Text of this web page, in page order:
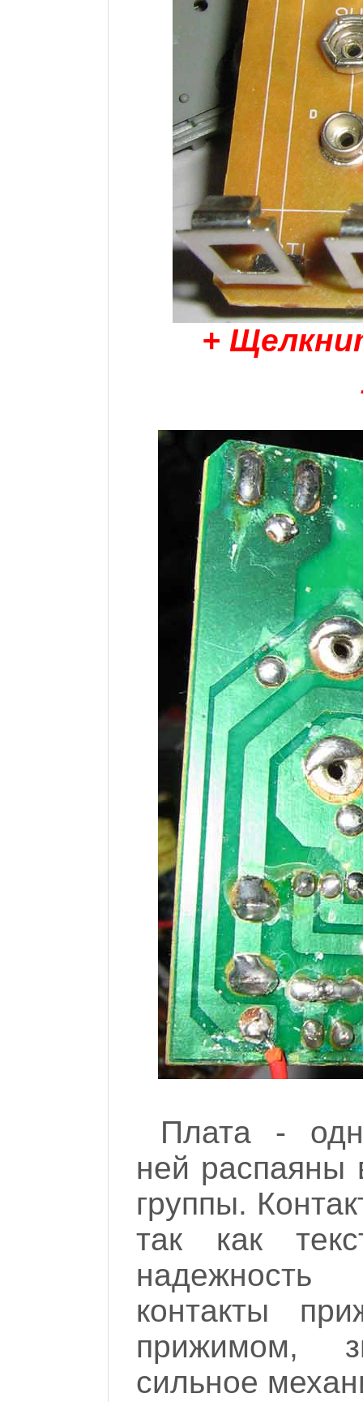
+
Плата -
ней распаяны
группы.
так как
контакты
прижимом,
сильное